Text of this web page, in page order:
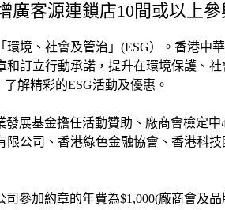
廣客源連鎖店10間或以上
境、社會及管治」(ESG）。香港中
訂立行動承諾，提升在環境保護、
解精彩的ESG活動及優惠。
發展基金擔任活動贊助、廠商會檢定
公司、香港綠色金融協會、香港科
加約章的年費為$1,000(廠商會及